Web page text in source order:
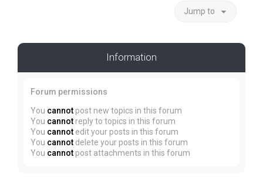
Jump to
Information
Forum permissions
You cannot post new topics in this forum
You cannot reply to topics in this forum
You cannot edit your posts in this forum
You cannot delete your posts in this forum
You cannot post attachments in this forum